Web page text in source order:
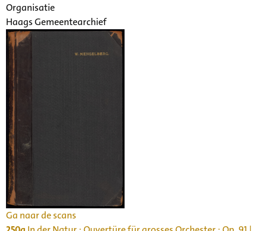
Organisatie
Haags Gemeentearchief
Ga naar de scans